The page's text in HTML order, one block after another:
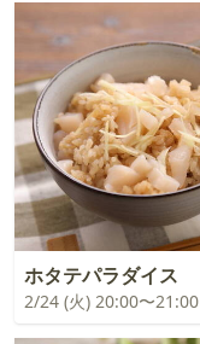
ホタテパラダイス
2/24 (火) 20:00〜21:00